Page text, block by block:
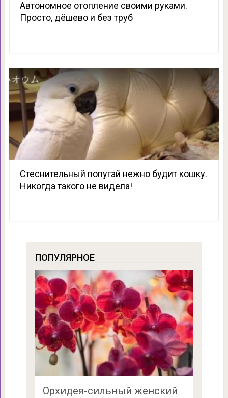
Автономное отопление своими руками.
Просто, дёшево и без труб
Стеснительный попугай нежно будит кошку.
Никогда такого не видела!
ПОПУЛЯРНОЕ
Орхидея-сильный женский